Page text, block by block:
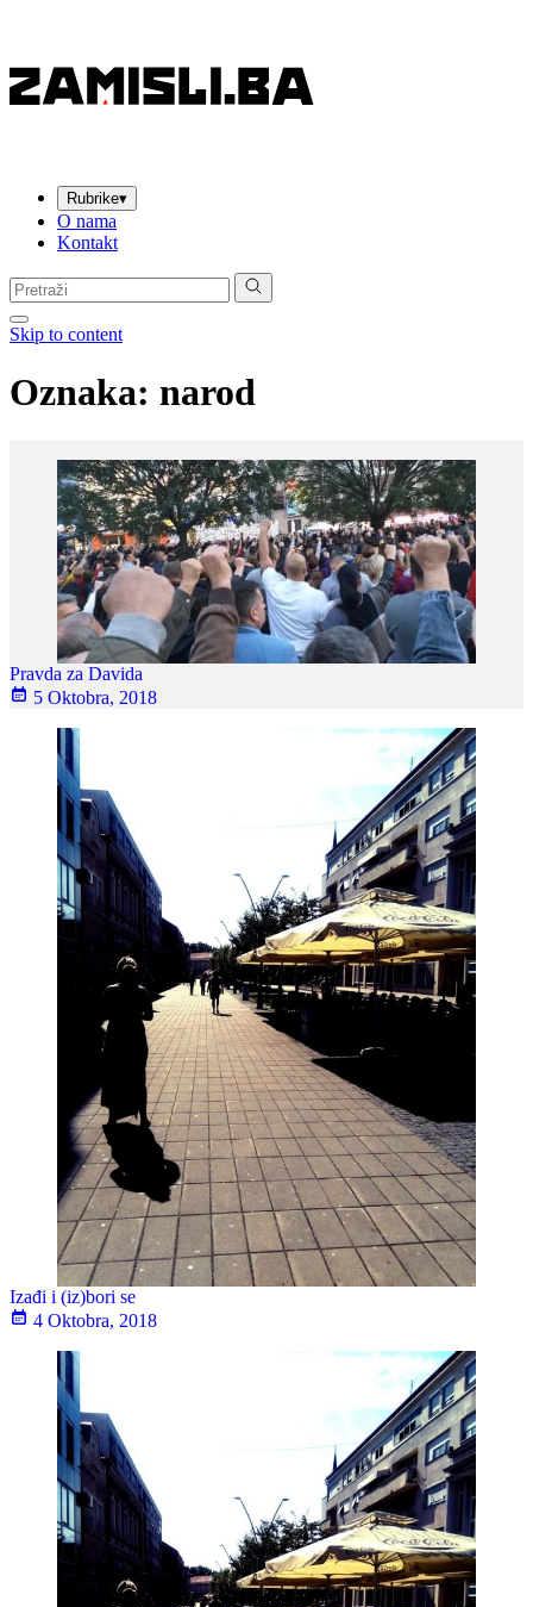
Rubrike▾
O nama
Kontakt
Pretraga:
Skip to content
Oznaka: narod
Pravda za Davida
5 Oktobra, 2018
Izađi i (iz)bori se
4 Oktobra, 2018